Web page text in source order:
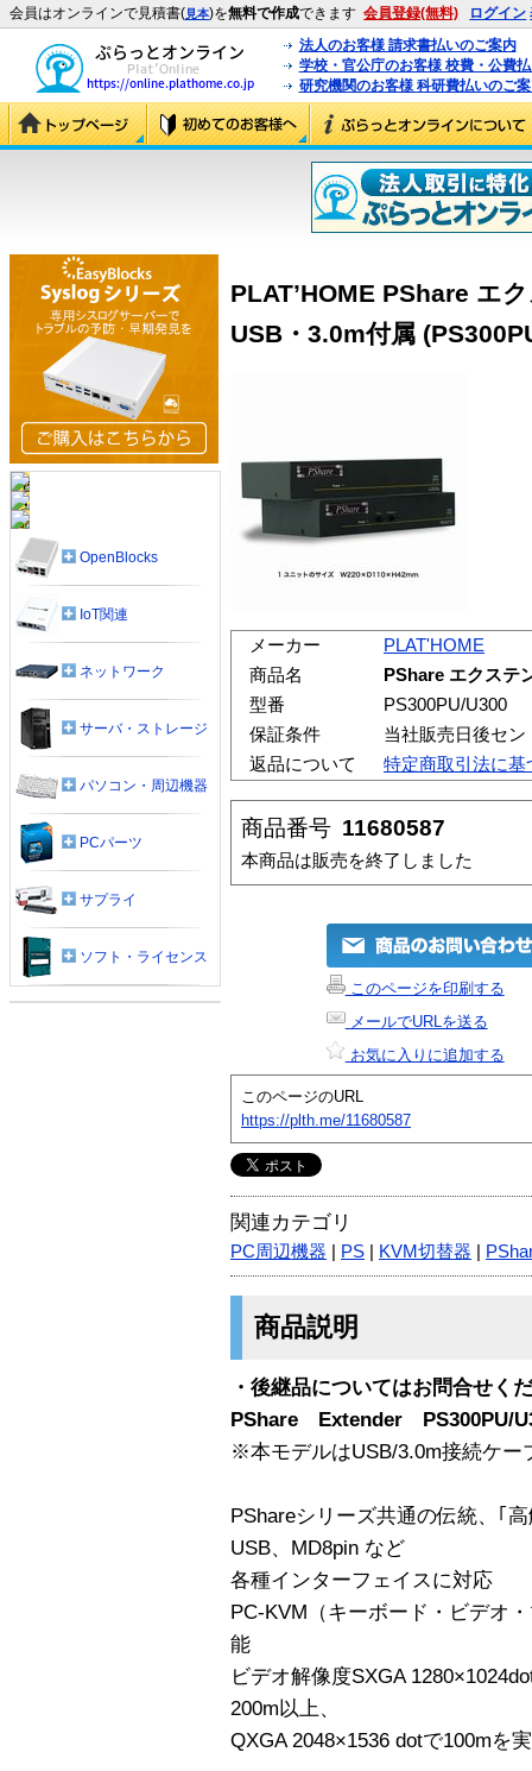
会員はオンラインで見積書(見本)を無料で作成できます 会員登録(無料) ログイン
法人のお客様 請求書払いのご案内
学校・官公庁のお客様 校費・公費
研究機関のお客様 科研費払いのご
PLAT’HOME PShare エ
USB・3.0m付属
メーカー
PLAT'HOME
商品名
PShare エクステ
型番
PS300PU/U300
保証条件
当社販売日後セ
返品について
特定商取引法に基
商品番号 11680587
本商品は販売を終了しました
このページを印刷する
メールでURLを送る
お気に入りに追加する
このページのURL
https://plth.me/11680587
関連カテゴリ
PC周辺機器 PS KVM切替器
商品説明
・後継品についてはお問合せく
PShare Extender PS300PU/
※本モデルはUSB/3.0m接続ケー
PShareシリーズ共通の伝統、｢
USB、MD8pin など
各種インターフェイスに対応
PC-KVM（キーボード・ビデオ
能
ビデオ解像度SXGA
200m以上、
QXGA 2048×1536 dotで100mを
OpenBlocks
IoT関連
ネットワーク
サーバ・ストレージ
パソコン・周辺機器
PCパーツ
サプライ
ソフト・ライセンス